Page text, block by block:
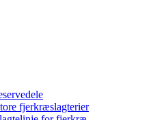
fjerkræslagterier